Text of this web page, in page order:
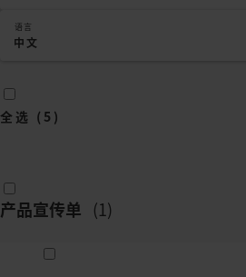
语言
中文
全选 ( 5 )
产品宣传单 (1)